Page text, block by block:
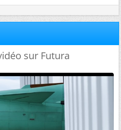
sur Futura